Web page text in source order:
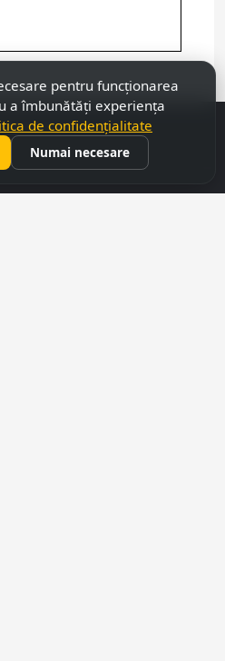
pentru funcționarea
a îmbunătăți experiența
de confidențialitate
Numai necesare